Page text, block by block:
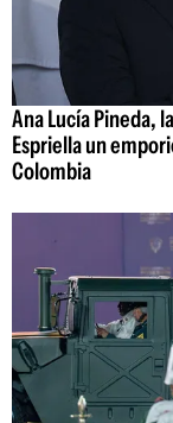
Ana Lucía Pineda,
Espriella un
Colombia